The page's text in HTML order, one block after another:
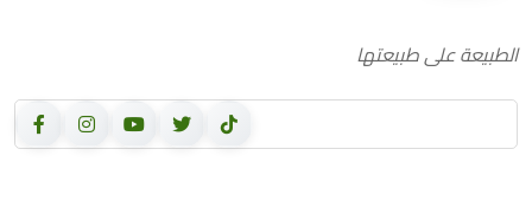
الطبيعة على طبيعتها